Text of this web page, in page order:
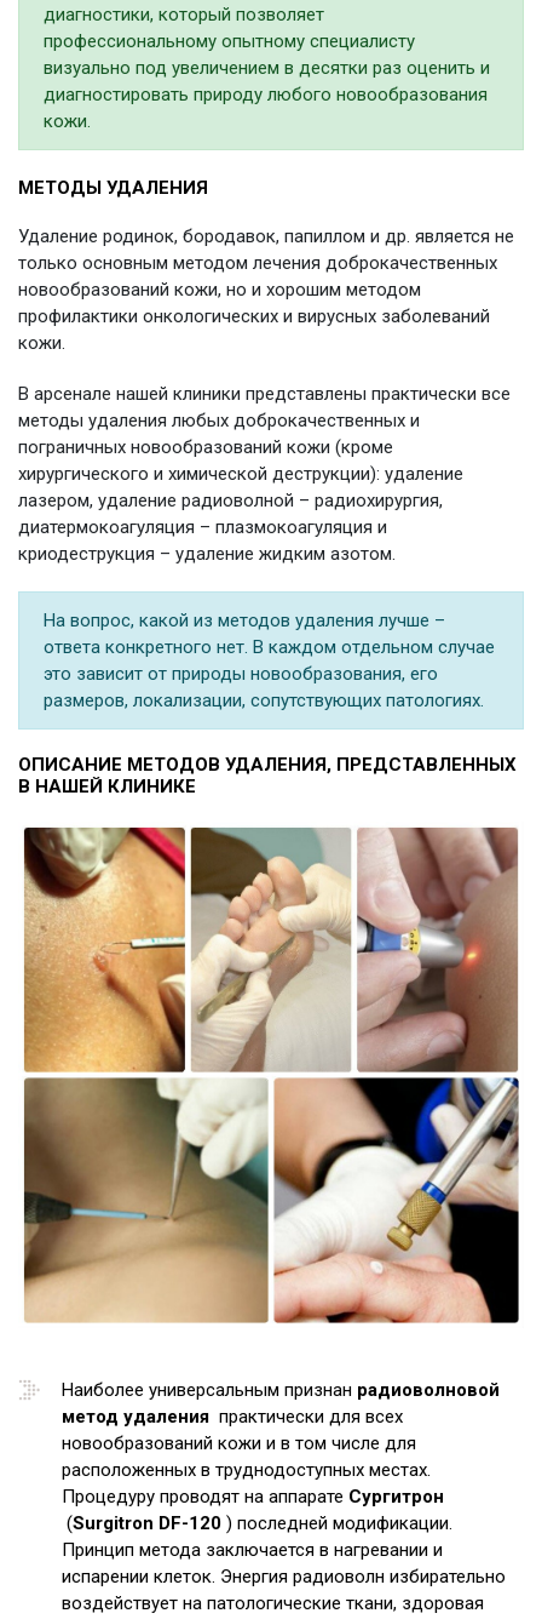
диагностики, который позволяет
профессиональному опытному специалисту
визуально под увеличением в десятки раз оценить и
диагностировать природу любого новообразования
кожи.
МЕТОДЫ УДАЛЕНИЯ
Удаление родинок, бородавок, папиллом и др. является не
только основным методом лечения доброкачественных
новообразований кожи, но и хорошим методом
профилактики онкологических и вирусных заболеваний
кожи.
В арсенале нашей клиники представлены практически все
методы удаления любых доброкачественных и
пограничных новообразований кожи (кроме
хирургического и химической деструкции): удаление
лазером, удаление радиоволной – радиохирургия,
диатермокоагуляция – плазмокоагуляция и
криодеструкция – удаление жидким азотом.
На вопрос, какой из методов удаления лучше –
ответа конкретного нет. В каждом отдельном случае
это зависит от природы новообразования, его
размеров, локализации, сопутствующих патологиях.
ОПИСАНИЕ МЕТОДОВ УДАЛЕНИЯ, ПРЕДСТАВЛЕННЫХ
В НАШЕЙ КЛИНИКЕ
Наиболее универсальным признан радиоволновой
метод удаления практически для всех
новообразований кожи и в том числе для
расположенных в труднодоступных местах.
Процедуру проводят на аппарате Сургитрон
(Surgitron DF-120 ) последней модификации.
Принцип метода заключается в нагревании и
испарении клеток. Энергия радиоволн избирательно
воздействует на патологические ткани, здоровая